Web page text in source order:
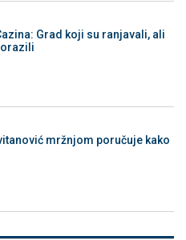
Grad koji su ranjavali, ali
mržnjom poručuje kako